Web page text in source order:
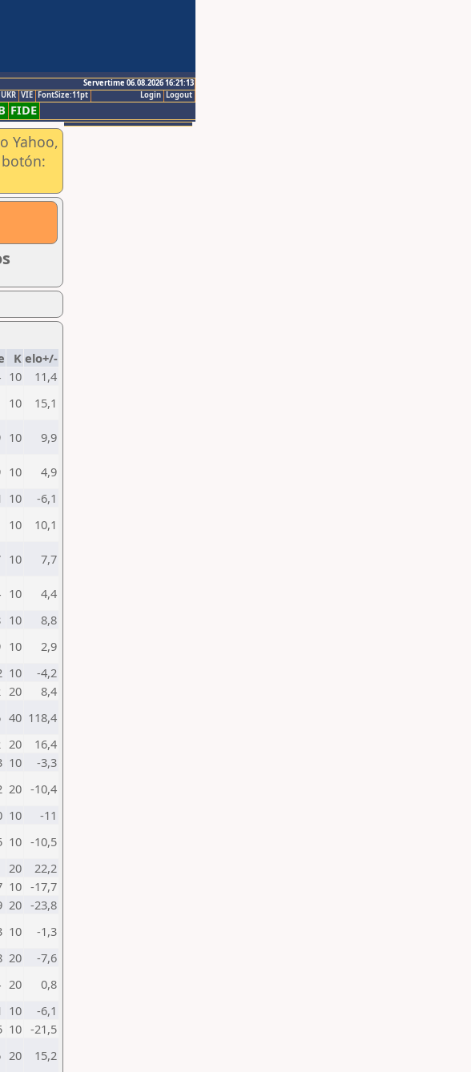
Servertime 06.08.2026 16:21:13
Logout
Login
UKR VIE FontSize:11pt
FIDE
Yahoo,
K elo+/-
10
11,4
10 15,1
10 9,9
10
4,9
10
-6,1
10 10,1
10 7,7
10
4,4
10
8,8
10
2,9
10
-4,2
20
8,4
40 118,4
20
16,4
10
-3,3
20 -10,4
10
-11
10 -10,5
20
22,2
10 -17,7
20 -23,8
10
-1,3
20
-7,6
20
0,8
10
-6,1
10 -21,5
20
15,2